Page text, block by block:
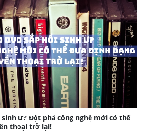
sinh ư? Đột phá công nghệ mới có thể
thoại trở lại!